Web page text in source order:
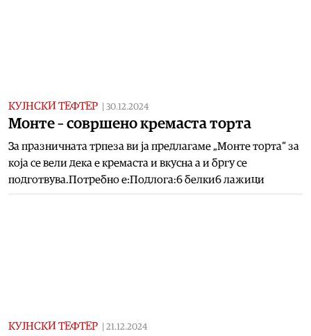
КУЈНСКИ ТЕФТЕР 30.12.2024
Монте – совршено кремаста торта
За празничната трпеза ви ја предлагаме „Монте торта“ за
која се вели дека е кремаста и вкусна а и бргу се
подготвува.Потребно е:Подлога:6 белки6 лажици
КУЈНСКИ ТЕФТЕР 21.12.2024